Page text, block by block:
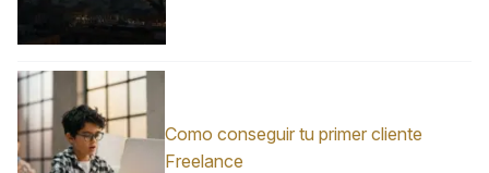
Como conseguir tu primer cliente
Freelance